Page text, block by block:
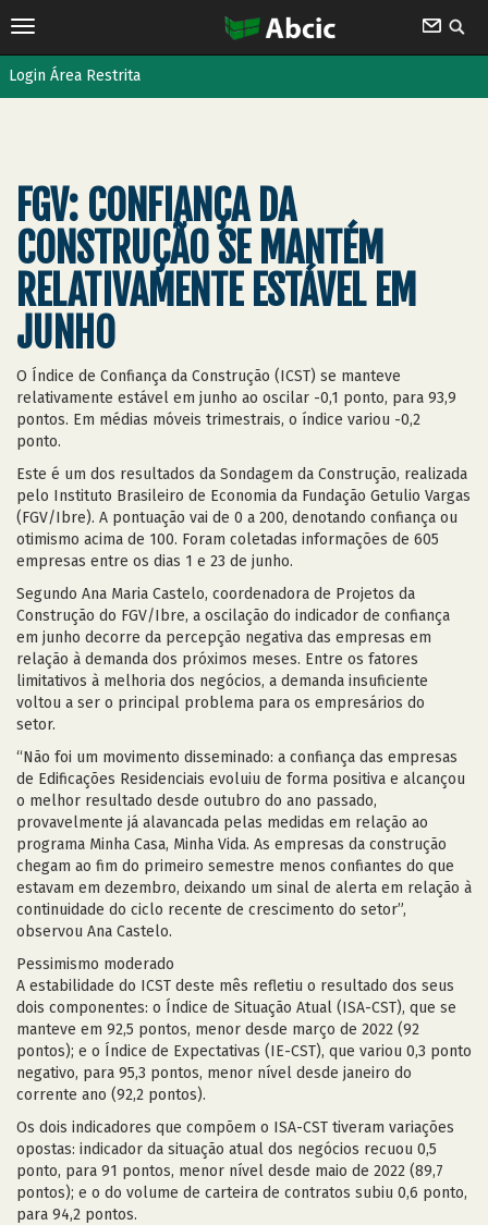
Login Área Restrita
FGV: CONFIANÇA DA
CONSTRUÇÃO SE MANTÉM
RELATIVAMENTE ESTÁVEL EM
JUNHO
O Índice de Confiança da Construção (ICST) se manteve
relativamente estável em junho ao oscilar -0,1 ponto, para 93,9
pontos. Em médias móveis trimestrais, o índice variou -0,2
ponto.
Este é um dos resultados da Sondagem da Construção, realizada
pelo Instituto Brasileiro de Economia da Fundação Getulio Vargas
(FGV/Ibre). A pontuação vai de 0 a 200, denotando confiança ou
otimismo acima de 100. Foram coletadas informações de 605
empresas entre os dias 1 e 23 de junho.
Segundo Ana Maria Castelo, coordenadora de Projetos da
Construção do FGV/Ibre, a oscilação do indicador de confiança
em junho decorre da percepção negativa das empresas em
relação à demanda dos próximos meses. Entre os fatores
limitativos à melhoria dos negócios, a demanda insuficiente
voltou a ser o principal problema para os empresários do
setor.
“Não foi um movimento disseminado: a confiança das empresas
de Edificações Residenciais evoluiu de forma positiva e alcançou
o melhor resultado desde outubro do ano passado,
provavelmente já alavancada pelas medidas em relação ao
programa Minha Casa, Minha Vida. As empresas da construção
chegam ao fim do primeiro semestre menos confiantes do que
estavam em dezembro, deixando um sinal de alerta em relação à
continuidade do ciclo recente de crescimento do setor”,
observou Ana Castelo.
Pessimismo moderado
A estabilidade do ICST deste mês refletiu o resultado dos seus
dois componentes: o Índice de Situação Atual (ISA-CST), que se
manteve em 92,5 pontos, menor desde março de 2022 (92
pontos); e o Índice de Expectativas (IE-CST), que variou 0,3 ponto
negativo, para 95,3 pontos, menor nível desde janeiro do
corrente ano (92,2 pontos).
Os dois indicadores que compõem o ISA-CST tiveram variações
opostas: indicador da situação atual dos negócios recuou 0,5
ponto, para 91 pontos, menor nível desde maio de 2022 (89,7
pontos); e o do volume de carteira de contratos subiu 0,6 ponto,
para 94,2 pontos.